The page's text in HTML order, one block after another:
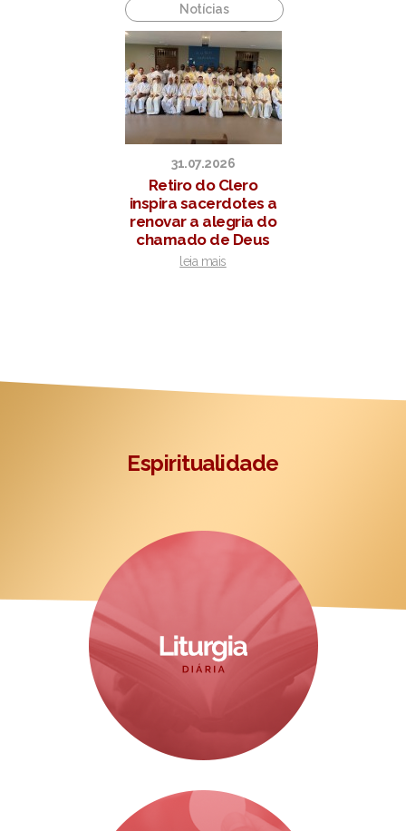
Notícias
31.07.2026
Retiro do Clero
inspira sacerdotes a
renovar a alegria do
chamado de Deus
leia mais
Espiritualidade